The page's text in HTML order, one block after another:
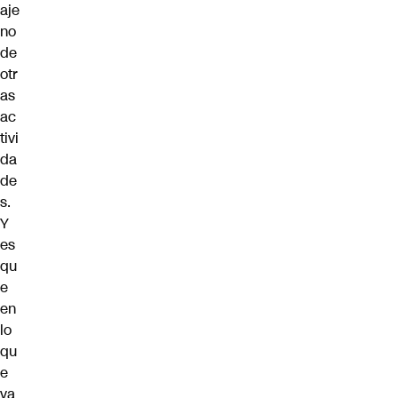
aje
no
de
otr
as
ac
tivi
da
de
s.
Y
es
qu
e
en
lo
qu
e
va